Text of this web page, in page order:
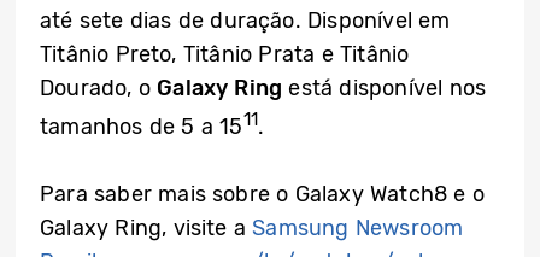
até sete dias de duração. Disponível em
Titânio Preto, Titânio Prata e Titânio
Dourado, o Galaxy Ring está disponível nos
tamanhos de 5 a 1511.
Para saber mais sobre o Galaxy Watch8 e o
Galaxy Ring, visite a Samsung Newsroom